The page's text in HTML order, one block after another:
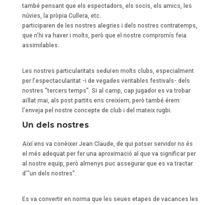
també pensant que els espectadors, els socis, els amics, les
núvies, la pròpia Cullera, etc.
participaren de les nostres alegries i dels nostres contratemps,
que n’hi va haver i molts, però que el nostre compromís feia
assimilables.
Les nostres particularitats seduïen molts clubs, especialment
per l’espectacularitat -i de vegades veritables festivals- dels
nostres “tercers temps”. Si al camp, cap jugador es va trobar
aïllat mai, als post partits ens creixíem; però també érem
l’enveja pel nostre concepte de club i del mateix rugbi.
Un dels nostres
Així ens va conèixer Jean Claude, de qui potser servidor no és
el més adequat per fer una aproximació al que va significar per
al nostre equip, però almenys puc assegurar que es va tractar
d’”un dels nostres”.
Es va convertir en norma que les seues etapes de vacances les